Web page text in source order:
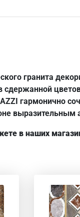
гранита
гармонично
выразительным
в наших